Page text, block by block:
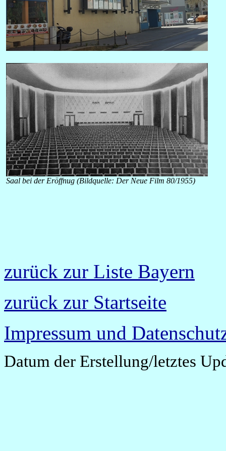
Saal bei der Eröffnug (Bildquelle: Der Neue Film 80/1955)
zurück zur Liste Bayern
zurück zur Startseite
Impressum und
Datum der Erstellung/letztes